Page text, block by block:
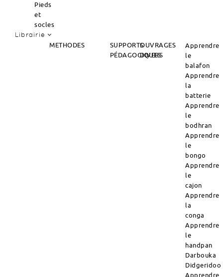
Pieds
et
socles
Librairie
METHODES
SUPPORTS
PÉDAGOGIQUES
OUVRAGES
DIVERS
Apprendre
le
balafon
Apprendre
la
batterie
Apprendre
le
bodhran
Apprendre
le
bongo
Apprendre
le
cajon
Apprendre
la
conga
Apprendre
le
handpan
Darbouka
Didgeridoo
Apprendre